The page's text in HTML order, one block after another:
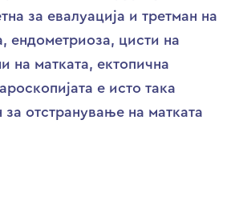
за евалуација и третман на
ендометриоза, цисти на
на матката, ектопична
е исто така
за отстранување на матката